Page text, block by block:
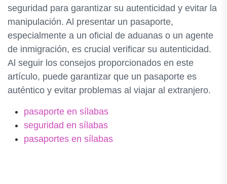
seguridad para garantizar su autenticidad y evitar la
manipulación. Al presentar un pasaporte,
especialmente a un oficial de aduanas o un agente
de inmigración, es crucial verificar su autenticidad.
Al seguir los consejos proporcionados en este
artículo, puede garantizar que un pasaporte es
auténtico y evitar problemas al viajar al extranjero.
pasaporte en sílabas
seguridad en sílabas
pasaportes en sílabas